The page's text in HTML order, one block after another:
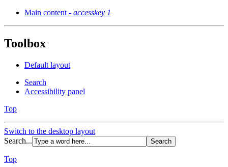
Main content - accesskey 1
Toolbox
Default layout
Search
Accessibility panel
Top
Switch to the desktop layout
Search...
Top